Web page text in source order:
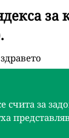
за
счита за